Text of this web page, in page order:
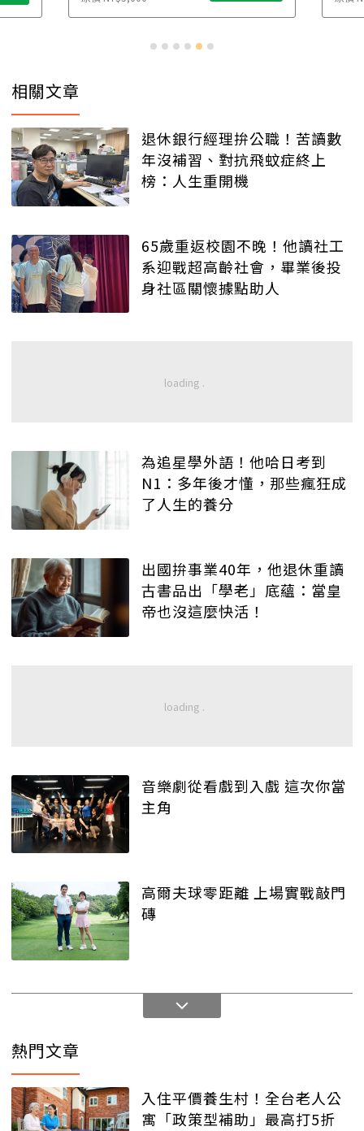
相關文章
退休銀行經理拚公職！苦讀數
年沒補習、對抗飛蚊症終上
榜：人生重開機
65歲重返校園不晚！他讀社工
系迎戰超高齡社會，畢業後投
身社區關懷據點助人
為追星學外語！他哈日考到
N1：多年後才懂，那些瘋狂成
了人生的養分
出國拚事業40年，他退休重讀
古書品出「學老」底蘊：當皇
帝也沒這麼快活！
音樂劇從看戲到入戲 這次你當
主角
高爾夫球零距離 上場實戰敲門
磚
熱門文章
入住平價養生村！全台老人公
寓「政策型補助」最高打5折